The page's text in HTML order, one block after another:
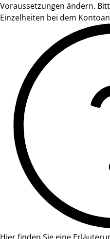
Voraussetzungen ändern.
Einzelheiten bei dem